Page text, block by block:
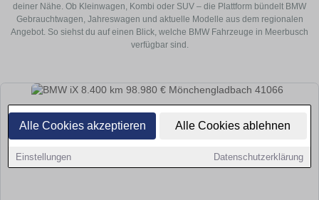
Alle Cookies akzeptieren Alle Cookies ablehnen
Einstellungen Datenschutzerklärung
deiner Nähe. Ob Kleinwagen, Kombi oder SUV – die Plattform bündelt BMW
Gebrauchtwagen, Jahreswagen und aktuelle Modelle aus dem regionalen
Angebot. So siehst du auf einen Blick, welche BMW Fahrzeuge in Meerbusch
verfügbar sind.